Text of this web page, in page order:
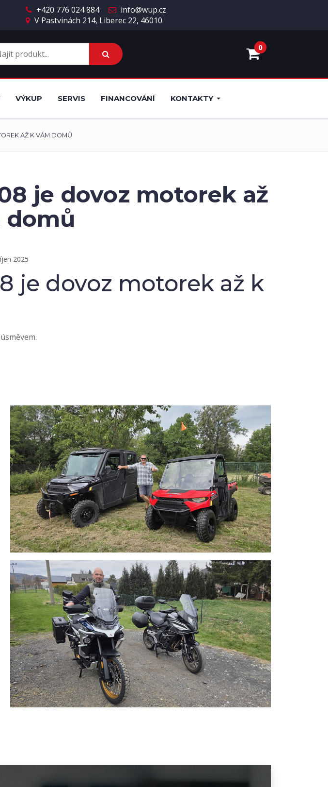
+420 776 024 884
info@wup.cz
V Pastvinách 214, Liberec 22, 46010
0
VÝKUP SERVIS FINANCOVÁNÍ KONTAKTY
AŽ K VÁM DOMŮ
je dovoz motorek až
domů
2025
je dovoz motorek až k